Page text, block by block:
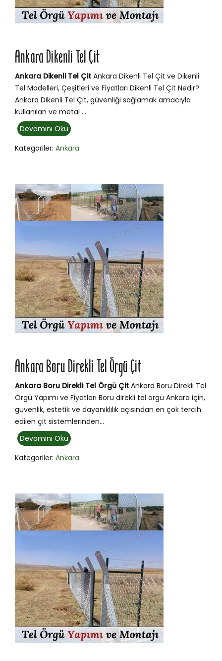
Ankara Dikenli Tel Çit
Ankara Dikenli Tel Çit Ankara Dikenli Tel Çit ve Dikenli
Tel Modelleri, Çeşitleri ve Fiyatları Dikenli Tel Çit Nedir?
Ankara Dikenli Tel Çit, güvenliği sağlamak amacıyla
kullanılan ve metal ...
Devamını Oku
Kategoriler: Ankara
Ankara Boru Direkli Tel Örgü Çit
Ankara Boru Direkli Tel Örgü Çit Ankara Boru Direkli Tel
Örgü Yapımı ve Fiyatları Boru direkli tel örgü Ankara için,
güvenlik, estetik ve dayanıklılık açısından en çok tercih
edilen çit sistemlerinden...
Devamını Oku
Kategoriler: Ankara